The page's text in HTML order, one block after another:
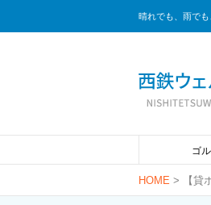
晴れでも、雨で
ゴ
HOME > 【